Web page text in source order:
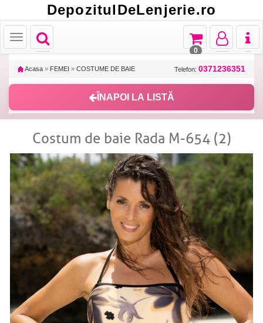
DepozitulDeLenjerie.ro
Toggle
navigation
Toggle
Toggle
navigation
Toggle
navigation
Toggle
navigation
0
Acasa » FEMEI » COSTUME DE BAIE Telefon: 0371236351
ÎNAPOI LA LISTĂ
Costum de baie Rada M-654 (2)